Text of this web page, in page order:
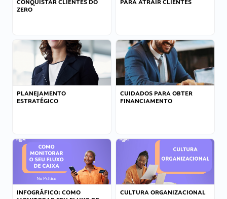
CONQUISTAR CLIENTES DO
ZERO
PARA ATRAIR CLIENTES
PLANEJAMENTO
ESTRATÉGICO
CUIDADOS PARA OBTER
FINANCIAMENTO
INFOGRÁFICO: COMO
CULTURA ORGANIZACIONAL